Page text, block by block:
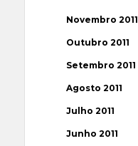
Novembro 2011
Outubro 2011
Setembro 2011
Agosto 2011
Julho 2011
Junho 2011